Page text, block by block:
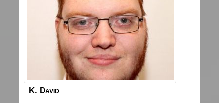
K. David